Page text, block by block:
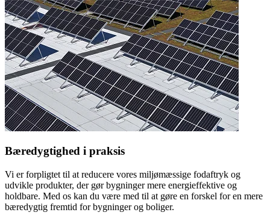
Bæredygtighed i praksis
Vi er forpligtet til at reducere vores miljømæssige fodaftryk og
udvikle produkter, der gør bygninger mere energieffektive og
holdbare. Med os kan du være med til at gøre en forskel for en mere
bæredygtig fremtid for bygninger og boliger.